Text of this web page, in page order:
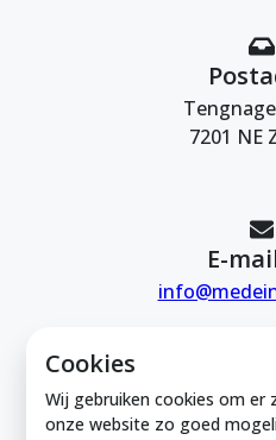
Cookies
Wij gebruiken cookies om er
onze website zo goed
7201 NE
E-